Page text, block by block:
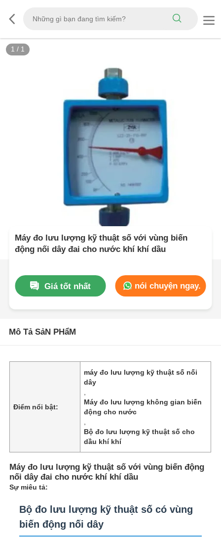
1 / 1
Máy đo lưu lượng kỹ thuật số với vùng biến
động nối dây đai cho nước khí khí dầu
Giá tốt nhất nói chuyện ngay.
Mô Tả SảN PHẩM
Điểm nổi bật:
máy đo lưu lượng kỹ thuật số nối
dây
Máy đo lưu lượng không gian biến
động cho nước
Bộ đo lưu lượng kỹ thuật số cho
dầu khí khí
Máy đo lưu lượng kỹ thuật số với vùng biến động
nối dây đai cho nước khí khí dầu
Sự miêu tả:
Bộ đo lưu lượng kỹ thuật số có vùng
biến động nối dây